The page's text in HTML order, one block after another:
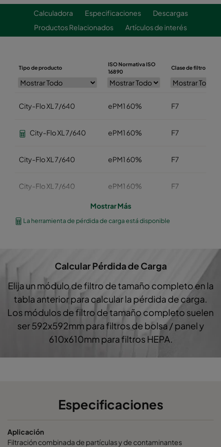
Calculadora Especificaciones
Descargas
Productos Relacionados
Artículos de interés
Tipo de producto
ISO Normativa ISO
16890
Clase de filtro
City-Flo XL 7/640 ePM1 60% F7
City-Flo XL 7/640 ePM1 60% F7
City-Flo XL 7/640 ePM1 60% F7
City-Flo XL 7/640 ePM1 60% F7
City-Flo XL 7/640 ePM1 60%
City-Flo XL 7/520 ePM1 60% F7
ePM1 60% F7
City-Flo XL 7/520 ePM1 60%
Mostrar Más
La herramienta de pérdida de carga está disponible
Calcular Pérdida de Carga
Elija un módulo de filtro de tamaño completo en la
tabla anterior para calcular la pérdida de carga.
Los módulos de filtro de tamaño completo suelen
ser 592x592mm para filtros de bolsa / panel y
610x610mm para filtros HEPA.
Especificaciones
Aplicación
Filtración combinada de partículas y de contaminantes